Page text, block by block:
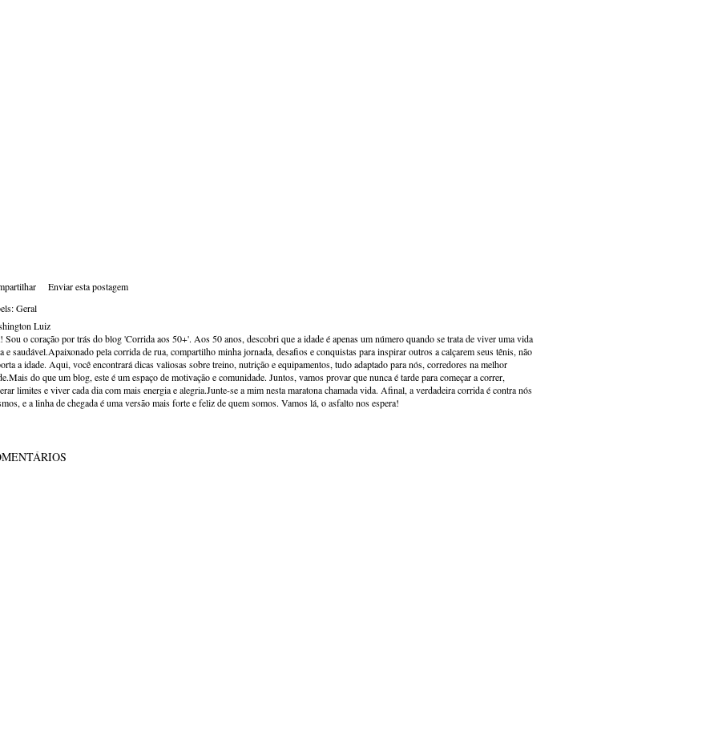
Enviar esta postagem
Geral
Luiz
Sou o coração por trás do blog 'Corrida aos 50+'. Aos 50 anos, descobri que a idade é apenas um número quando se trata de viver uma vida
e saudável.Apaixonado pela corrida de rua, compartilho minha jornada, desafios e conquistas para inspirar outros a calçarem seus tênis, não
a idade. Aqui, você encontrará dicas valiosas sobre treino, nutrição e equipamentos, tudo adaptado para nós, corredores na melhor
do que um blog, este é um espaço de motivação e comunidade. Juntos, vamos provar que nunca é tarde para começar a correr,
limites e viver cada dia com mais energia e alegria.Junte-se a mim nesta maratona chamada vida. Afinal, a verdadeira corrida é contra nós
e a linha de chegada é uma versão mais forte e feliz de quem somos. Vamos lá, o asfalto nos espera!